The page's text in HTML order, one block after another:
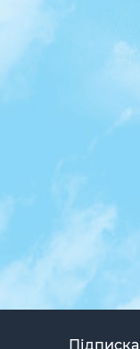
Підписка